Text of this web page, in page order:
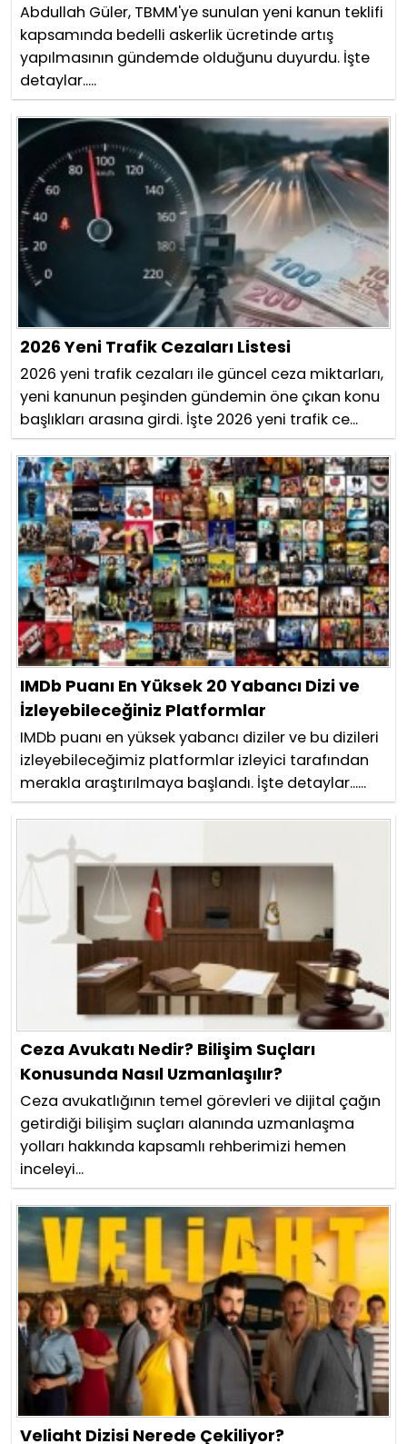
Abdullah Güler, TBMM'ye sunulan yeni kanun teklifi
kapsamında bedelli askerlik ücretinde artış
yapılmasının gündemde olduğunu duyurdu. İşte
detaylar.....
2026 Yeni Trafik Cezaları Listesi
2026 yeni trafik cezaları ile güncel ceza miktarları,
yeni kanunun peşinden gündemin öne çıkan konu
başlıkları arasına girdi. İşte 2026 yeni trafik ce...
IMDb Puanı En Yüksek 20 Yabancı Dizi ve
İzleyebileceğiniz Platformlar
IMDb puanı en yüksek yabancı diziler ve bu dizileri
izleyebileceğimiz platformlar izleyici tarafından
merakla araştırılmaya başlandı. İşte detaylar......
Ceza Avukatı Nedir? Bilişim Suçları
Konusunda Nasıl Uzmanlaşılır?
Ceza avukatlığının temel görevleri ve dijital çağın
getirdiği bilişim suçları alanında uzmanlaşma
yolları hakkında kapsamlı rehberimizi hemen
inceleyi...
Veliaht Dizisi Nerede Çekiliyor?